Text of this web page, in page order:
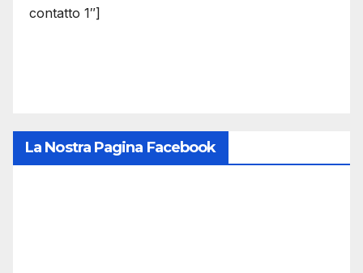
contatto 1″]
La Nostra Pagina Facebook